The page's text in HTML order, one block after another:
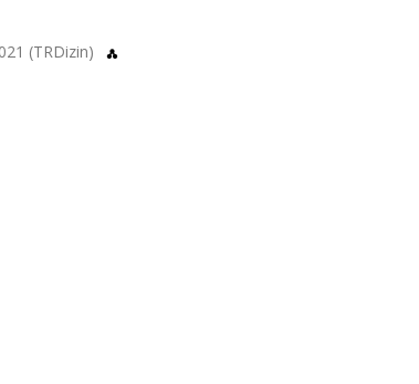
(TRDizin)